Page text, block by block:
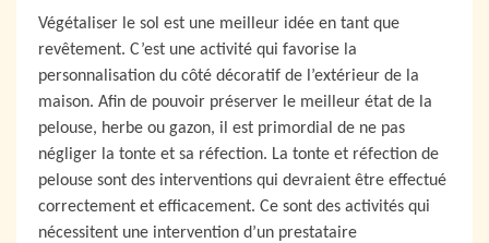
Végétaliser le sol est une meilleur idée en tant que
revêtement. C’est une activité qui favorise la
personnalisation du côté décoratif de l’extérieur de la
maison. Afin de pouvoir préserver le meilleur état de la
pelouse, herbe ou gazon, il est primordial de ne pas
négliger la tonte et sa réfection. La tonte et réfection de
pelouse sont des interventions qui devraient être effectué
correctement et efficacement. Ce sont des activités qui
nécessitent une intervention d’un prestataire